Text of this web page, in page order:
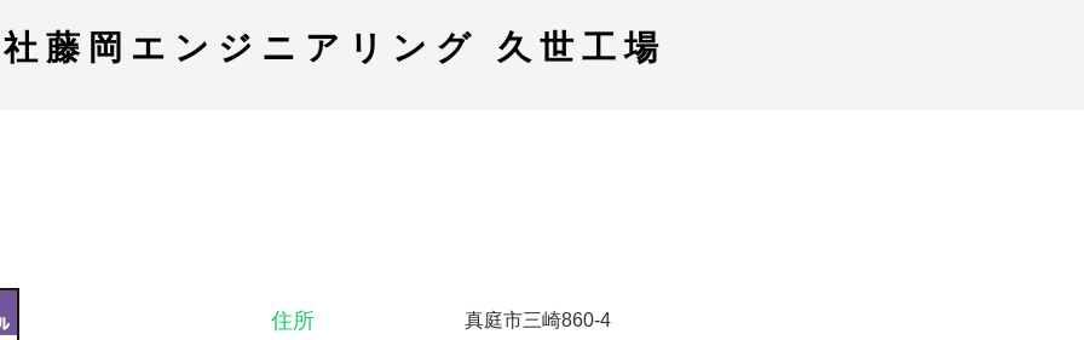
藤岡エンジニアリング 久世工場
住所 真庭市三崎860-4